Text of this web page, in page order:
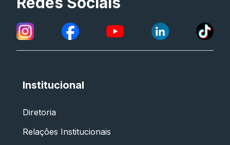
Institucional
Diretoria
Relações Institucionais